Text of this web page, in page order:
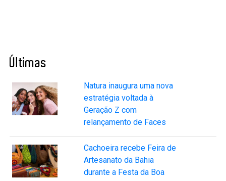
Últimas
Natura inaugura uma nova
estratégia voltada à
Geração Z com
relançamento de Faces
Cachoeira recebe Feira de
Artesanato da Bahia
durante a Festa da Boa